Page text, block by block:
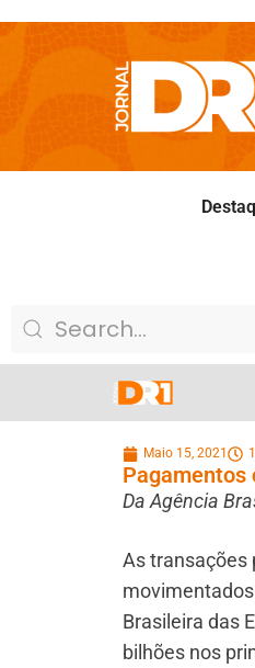
Maio 15, 2021
Pagamentos
Da Agência
As transações
Brasileira das
bilhões nos